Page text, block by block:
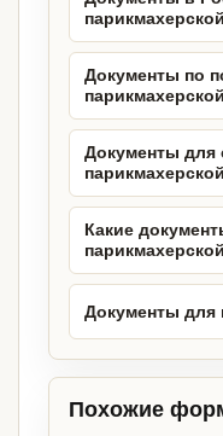
парикмахерской
Документы по
парикмахерской
Документы для
парикмахерской
Какие
парикмахерской
Документы для
Похожие